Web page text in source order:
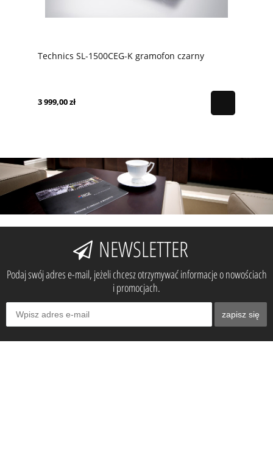
Technics SL-1500CEG-K gramofon czarny
3 999,00 zł
NEWSLETTER
Podaj swój adres e-mail, jeżeli chcesz otrzymywać informacje o nowościach
i promocjach.
zapisz się